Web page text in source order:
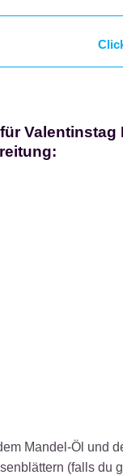
Valentinstag
Mandel-Öl und
(falls du